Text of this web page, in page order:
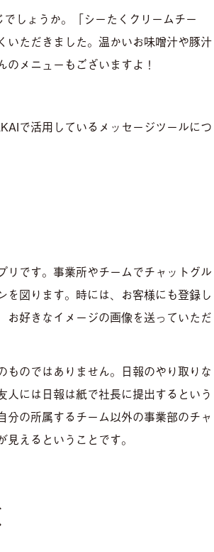
しょうか。「シーたくクリームチー
いただきました。温かいお味噌汁や豚汁
メニューもございますよ！
で活用しているメッセージツールにつ
リです。事業所やチームでチャットグル
図ります。時には、お客様にも登録し
お好きなイメージの画像を送っていただ
のではありません。日報のやり取りな
には日報は紙で社長に提出するという
の所属するチーム以外の事業部のチャ
えるということです。